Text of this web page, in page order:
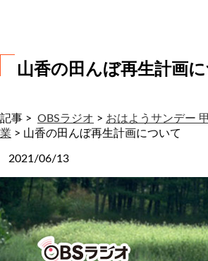
山香の田んぼ再生計画
記事 > OBSラジオ > おはようサンデー
業 > 山香の田んぼ再生計画について
2021/06/13